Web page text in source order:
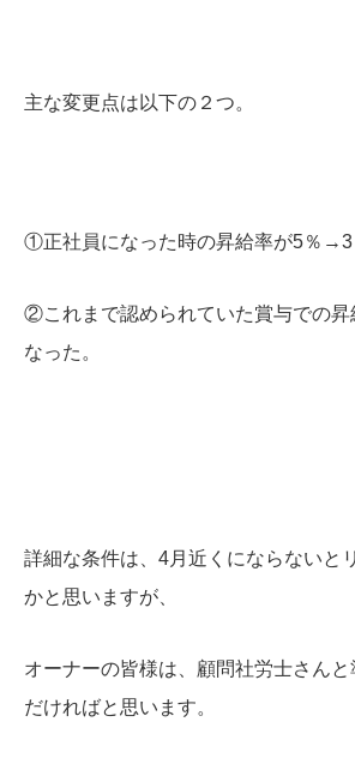
主な変更点は以下の２つ。
①正社員になった時の昇給率が5％→3
②これまで認められていた賞与での昇
なった。
詳細な条件は、4月近くにならないと
かと思いますが、
オーナーの皆様は、顧問社労士さん
だければと思います。